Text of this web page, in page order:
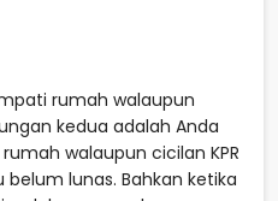
rumah walaupun
kedua adalah Anda
walaupun cicilan KPR
lunas. Bahkan ketika